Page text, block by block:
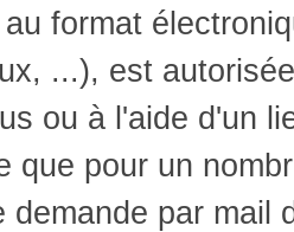
format
...), est
ou à l'aide d'un
que pour un
demande par mail